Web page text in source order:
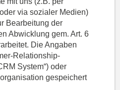
via sozialer Medien)
Bearbeitung der
Abwicklung gem. Art. 6
Die Angaben
Relationship-
System“) oder
gespeichert